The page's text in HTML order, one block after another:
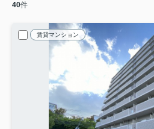
40件
賃貸マンション